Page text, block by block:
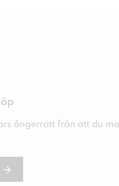
ångerrätt från att du